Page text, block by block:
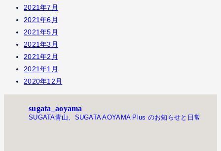
2021年7月
2021年6月
2021年5月
2021年3月
2021年2月
2021年1月
2020年12月
sugata_aoyama
SUGATA青山、SUGATA AOYAMA Plus のお知らせと日常